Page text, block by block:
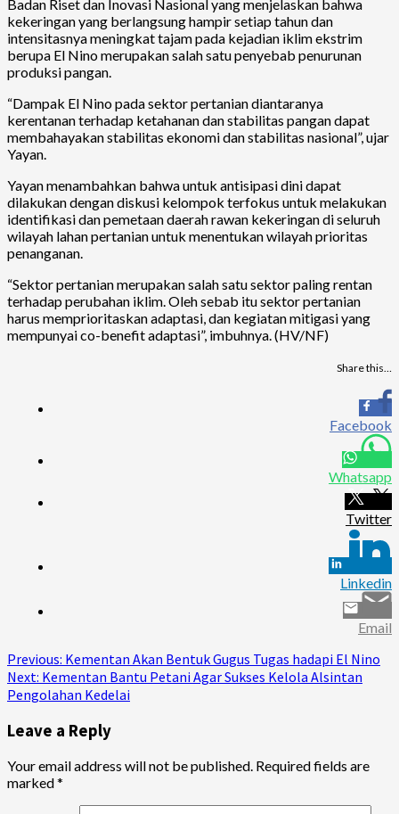
Badan Riset dan Inovasi Nasional yang menjelaskan bahwa
kekeringan yang berlangsung hampir setiap tahun dan
intensitasnya meningkat tajam pada kejadian iklim ekstrim
berupa El Nino merupakan salah satu penyebab penurunan
produksi pangan.
“Dampak El Nino pada sektor pertanian diantaranya
kerentanan terhadap ketahanan dan stabilitas pangan dapat
membahayakan stabilitas ekonomi dan stabilitas nasional”, ujar
Yayan.
Yayan menambahkan bahwa untuk antisipasi dini dapat
dilakukan dengan diskusi kelompok terfokus untuk melakukan
identifikasi dan pemetaan daerah rawan kekeringan di seluruh
wilayah lahan pertanian untuk menentukan wilayah prioritas
penanganan.
“Sektor pertanian merupakan salah satu sektor paling rentan
terhadap perubahan iklim. Oleh sebab itu sektor pertanian
harus memprioritaskan adaptasi, dan kegiatan mitigasi yang
mempunyai co-benefit adaptasi”, imbuhnya. (HV/NF)
Share this…
Facebook
Whatsapp
Twitter
Linkedin
Email
Continue
Reading
Previous: Kementan Akan Bentuk Gugus Tugas hadapi El Nino
Next: Kementan Bantu Petani Agar Sukses Kelola Alsintan
Pengolahan Kedelai
Leave a Reply
Your email address will not be published. Required fields are
marked*